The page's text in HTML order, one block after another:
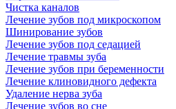
Чистка каналов
Лечение зубов под микроскопом
Шинирование зубов
Лечение зубов под седацией
Лечение травмы зуба
Лечение зубов при беременности
Лечение клиновидного дефекта
Удаление нерва зуба
Лечение зубов во сне